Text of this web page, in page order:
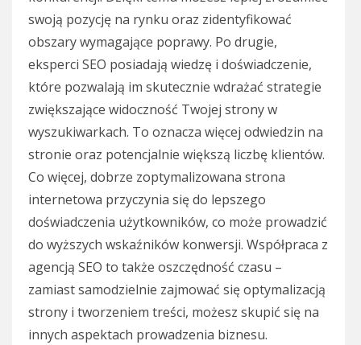
swoją pozycję na rynku oraz zidentyfikować
obszary wymagające poprawy. Po drugie,
eksperci SEO posiadają wiedzę i doświadczenie,
które pozwalają im skutecznie wdrażać strategie
zwiększające widoczność Twojej strony w
wyszukiwarkach. To oznacza więcej odwiedzin na
stronie oraz potencjalnie większą liczbę klientów.
Co więcej, dobrze zoptymalizowana strona
internetowa przyczynia się do lepszego
doświadczenia użytkowników, co może prowadzić
do wyższych wskaźników konwersji. Współpraca z
agencją SEO to także oszczędność czasu –
zamiast samodzielnie zajmować się optymalizacją
strony i tworzeniem treści, możesz skupić się na
innych aspektach prowadzenia biznesu.